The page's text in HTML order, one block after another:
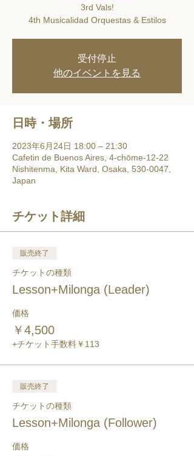
3rd Vals!
4th Musicalidad Orquestas & Estilos
受付停止
他のイベントを見る
日時・場所
2023年6月24日 18:00 – 21:30
Cafetin de Buenos Aires, 4-chōme-12-22
Nishitenma, Kita Ward, Osaka, 530-0047,
Japan
チケット詳細
販売終了
チケットの種類
Lesson+Milonga (Leader)
価格
￥4,500
+チケット手数料￥113
販売終了
チケットの種類
Lesson+Milonga (Follower)
価格